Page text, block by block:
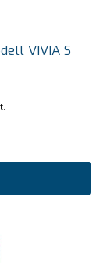
VIVIA S